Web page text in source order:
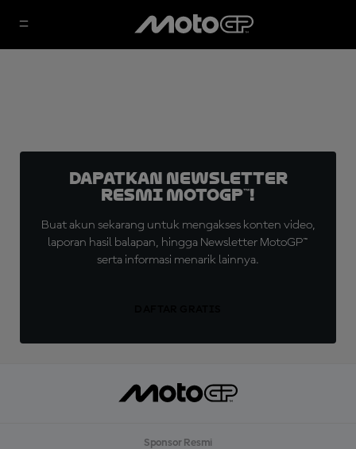
Dapatkan Newsletter
Resmi MotoGP™!
Buat akun sekarang untuk mengakses konten video,
laporan hasil balapan, hingga Newsletter MotoGP™
serta informasi menarik lainnya.
Sponsor Resmi